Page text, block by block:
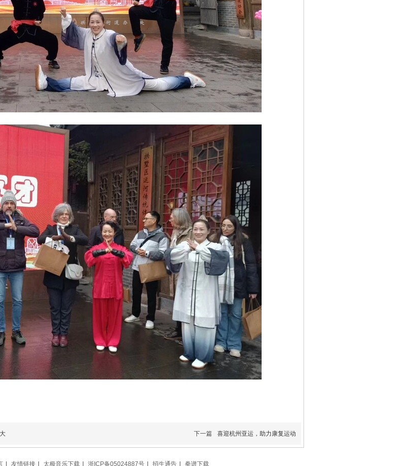
下一篇 喜迎杭州亚运，助力康复运动
友情链接 太极音乐下载 浙ICP备05024887号 招生通告 拳谱下载